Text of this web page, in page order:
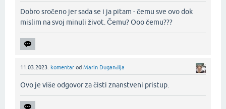
Dobro sročeno jer sada se i ja pitam - čemu sve ovo dok
mislim na svoj minuli život. Čemu? Ooo čemu???‌
11.03.2023. komentar od Marin Duganđija
Ovo je više odgovor za čisti znanstveni pristup.‌